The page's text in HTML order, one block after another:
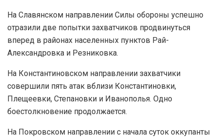
На Славянском направлении Силы обороны успешно
отразили две попытки захватчиков продвинуться
вперед в районах населенных пунктов Рай-
Александровка и Резниковка.
На Константиновском направлении захватчики
совершили пять атак вблизи Константиновки,
Плещеевки, Степановки и Иванополья. Одно
боестолкновение продолжается.
На Покровском направлении с начала суток оккупанты